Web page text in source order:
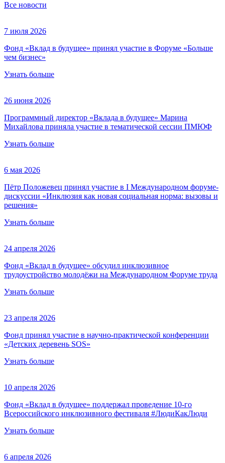
Все новости
7 июля 2026
Фонд «Вклад в будущее» принял участие в Форуме «Больше
чем бизнес»
Узнать больше
26 июня 2026
Программный директор «Вклада в будущее» Марина
Михайлова приняла участие в тематической сессии ПМЮФ
Узнать больше
6 мая 2026
Пётр Положевец принял участие в I Международном форуме-
дискуссии «Инклюзия как новая социальная норма: вызовы и
решения»
Узнать больше
24 апреля 2026
Фонд «Вклад в будущее» обсудил инклюзивное
трудоустройство молодёжи на Международном Форуме труда
Узнать больше
23 апреля 2026
Фонд принял участие в научно-практической конференции
«Детских деревень SOS»
Узнать больше
10 апреля 2026
Фонд «Вклад в будущее» поддержал проведение 10-го
Всероссийского инклюзивного фестиваля #ЛюдиКакЛюди
Узнать больше
6 апреля 2026